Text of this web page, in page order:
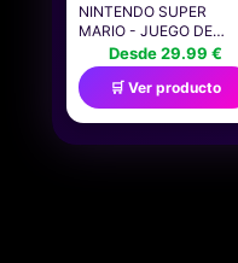
NINTENDO SUPER
MARIO - JUEGO DE
FUNDA DE EDREDÓN
OFICIAL PARA CAMA
INDIVIDUAL, DISEÑO
CONTINUO, FUNDA DE
CAMA REVERSIBLE
AZUL DE 2 CARAS,
Desde 29.99 €
🛒 Ver producto